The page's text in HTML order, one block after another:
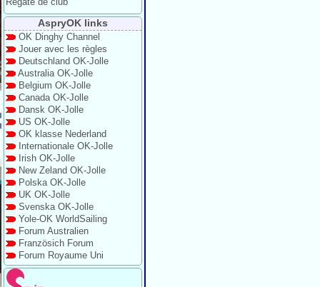
AspryOK links
OK Dinghy Channel
Jouer avec les règles
Deutschland OK-Jolle
Australia OK-Jolle
Belgium OK-Jolle
Canada OK-Jolle
Dansk OK-Jolle
US OK-Jolle
OK klasse Nederland
Internationale OK-Jolle
Irish OK-Jolle
New Zeland OK-Jolle
Polska OK-Jolle
UK OK-Jolle
Svenska OK-Jolle
Yole-OK WorldSailing
Forum Australien
Französich Forum
Forum Royaume Uni